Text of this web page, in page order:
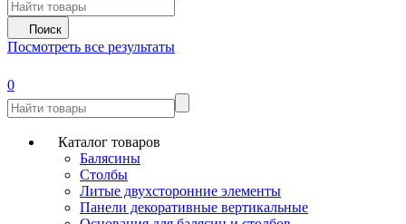
Поиск
Посмотреть все результаты
0
Каталог товаров
Балясины
Столбы
Литые двухсторонние элементы
Панели декоративные вертикальные